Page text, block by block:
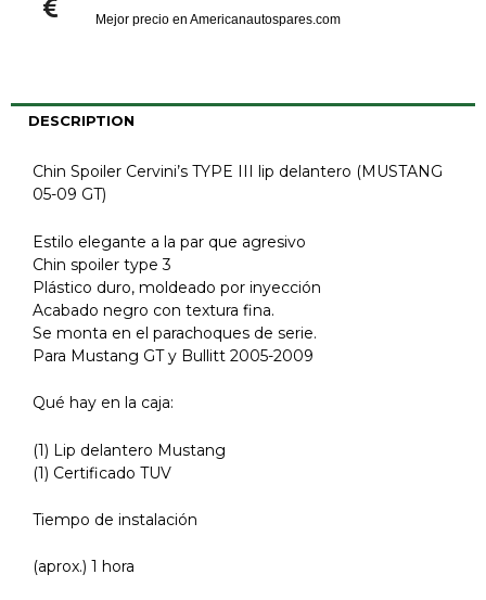
Mejor precio en Americanautospares.com
DESCRIPTION
Chin Spoiler Cervini’s TYPE III lip delantero (MUSTANG
05-09 GT)
Estilo elegante a la par que agresivo
Chin spoiler type 3
Plástico duro, moldeado por inyección
Acabado negro con textura fina.
Se monta en el parachoques de serie.
Para Mustang GT y Bullitt 2005-2009
Qué hay en la caja:
(1) Lip delantero Mustang
(1) Certificado TUV
Tiempo de instalación
(aprox.) 1 hora